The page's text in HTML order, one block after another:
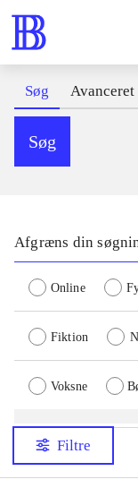
Søg Avanceret
Søg
Afgræns din
Online
Fiktion
Voksne
Filtre